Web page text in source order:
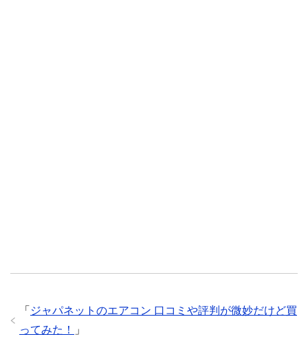
「 ジャパネットのエアコン 口コミや評判が微妙だけど買
ってみた！
」